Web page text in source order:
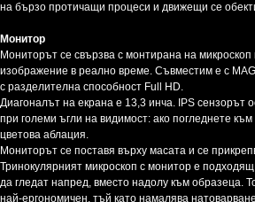
на бързо протичащи процеси и движещи се
Монитор
Мониторът се свързва с монтирана на микроскоп
изображение в реално време. Съвместим е с
с разделителна способност Full HD.
Диагоналът на екрана е 13,3 инча. IPS сензорът
при големи ъгли на видимост: ако погледнете
цветова аблация.
Мониторът се поставя върху масата и се
Тринокулярният микроскоп с монитор е
да гледат напред, вместо надолу към образеца.
най-ергономичен, тъй като намалява